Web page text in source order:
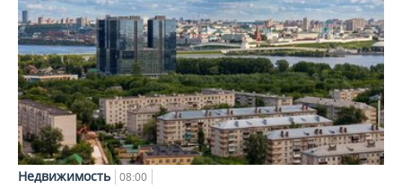
Недвижимость 08:00